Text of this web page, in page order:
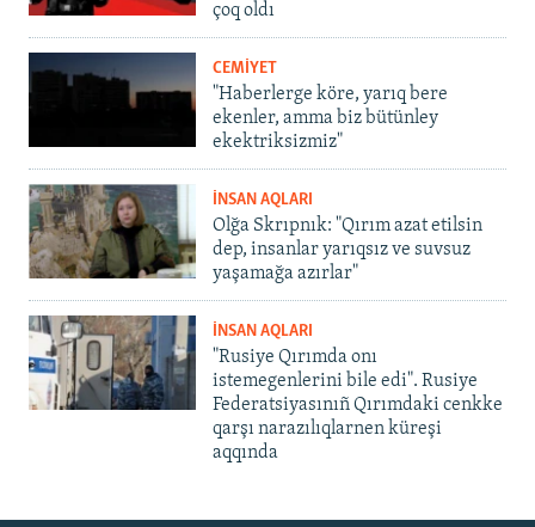
çoq oldı
CEMİYET
"Haberlerge köre, yarıq bere
ekenler, amma biz bütünley
ekektriksizmiz"
İNSAN AQLARI
Olğa Skrıpnık: "Qırım azat etilsin
dep, insanlar yarıqsız ve suvsuz
yaşamağa azırlar"
İNSAN AQLARI
"Rusiye Qırımda onı
istemegenlerini bile edi". Rusiye
Federatsiyasınıñ Qırımdaki cenkke
qarşı narazılıqlarnen küreşi
aqqında